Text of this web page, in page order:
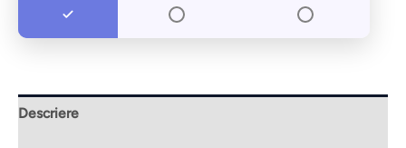
Descriere